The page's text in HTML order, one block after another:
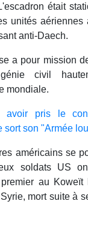
était
unités aériennes
anti-Daech.
a pour mission
civil
mondiale.
avoir pris le
sort son "Armée
américains se
soldats US
au Koweït
mort suite à